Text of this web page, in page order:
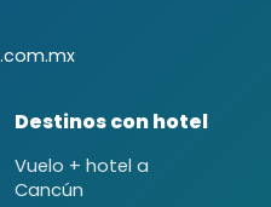
Destinos con hotel
Vuelo + hotel a
Cancún